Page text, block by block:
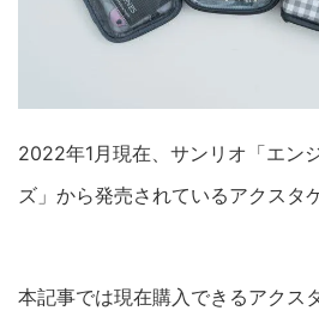
2022年1月現在、サンリオ「エン
ズ」から発売されているアクスタ
本記事では現在購入できるアクス